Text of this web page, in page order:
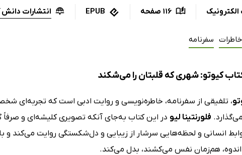
116 صفحه EPUB انتشارات دانش
خاطرات سفرنامه
کیوتو: شهری که قلبتان را می‌شکند
، تلفیقی از سفرنامه، خاطره‌نویسی و روایت ادبی است که تجربه‌ای
فلورنتینا لیو در این کتاب به‌جای آنکه تصویری کلیشه‌ای و صرفاً
انسانی و لحظه‌هایی سرشار از زیبایی و دل‌شکستگی روایت می‌کند و
اندوه، هم‌زمان نفس می‌کشند، بدل می‌کند.